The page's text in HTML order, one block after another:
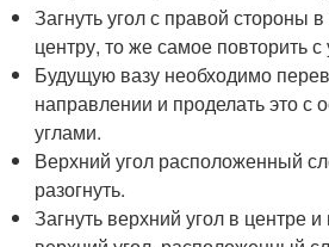
Загнуть угол с правой стороны
центру, то же самое повторить
Будущую вазу необходимо
направлении и проделать это с
углами.
Верхний угол расположенный
разогнуть.
Загнуть верхний угол в центре